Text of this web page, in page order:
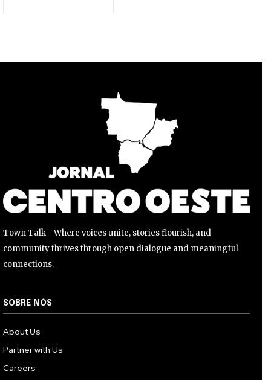
INSCREVER
Li e aceito aPolítica de Privacidade
Town Talk - Where voices unite, stories flourish, and
community thrives through open dialogue and meaningful
connections.
SOBRE NÓS
About Us
Partner with Us
Careers